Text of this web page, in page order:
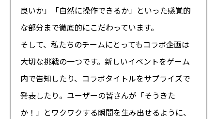
良いか」「自然に操作できるか」といった感覚的
な部分まで徹底的にこだわっています。
そして、私たちのチームにとってもコラボ企画は
大切な挑戦の一つです。新しいイベントをゲーム
内で告知したり、コラボタイトルをサプライズで
発表したり。ユーザーの皆さんが「そうきた
か！」とワクワクする瞬間を生み出せるように、